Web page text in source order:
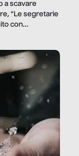
a scavare
“Le segretarie
con